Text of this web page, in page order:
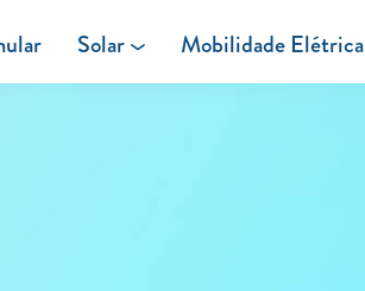
Solar Mobilidade Elétrica